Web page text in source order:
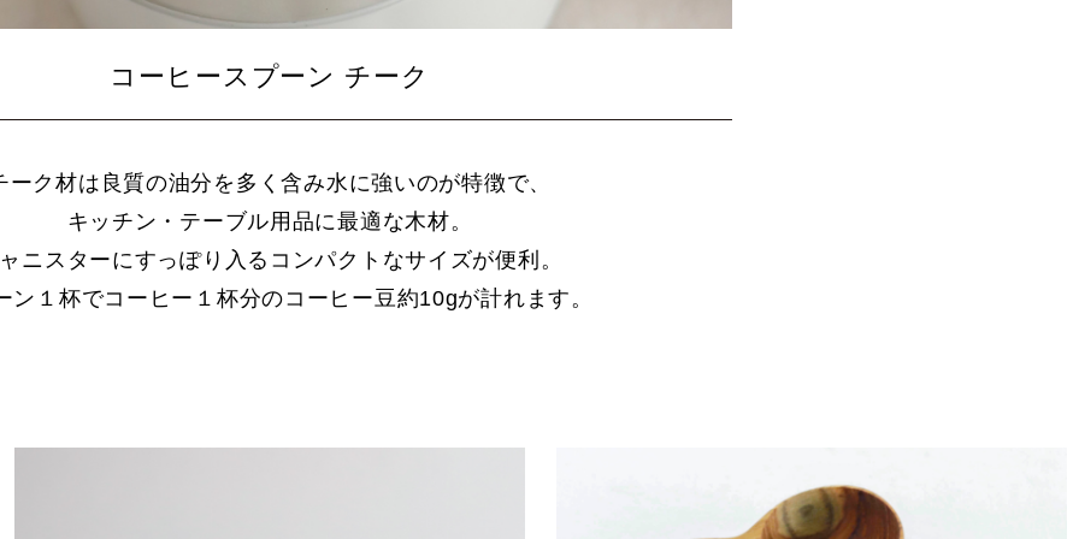
コーヒースプーン チーク
ーク材は良質の油分を多く含み水に強いのが特徴で、
キッチン・テーブル用品に最適な木材。
ニスターにすっぽり入るコンパクトなサイズが便利。
ン１杯でコーヒー１杯分のコーヒー豆約10gが計れます。